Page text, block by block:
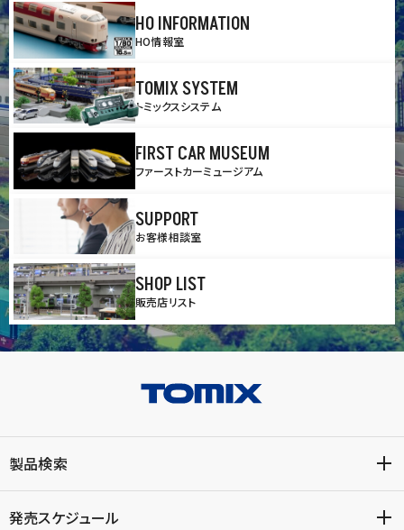
HO INFORMATION
HO情報室
TOMIX SYSTEM
トミックスシステム
FIRST CAR MUSEUM
ファーストカーミュージアム
SUPPORT
お客様相談室
SHOP LIST
販売店リスト
製品検索
発売スケジュール